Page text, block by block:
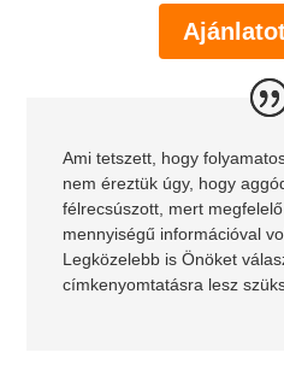
Ami tetszett, hogy
nem éreztük úgy, hogy
félrecsúszott, mert
mennyiségű információval
Legközelebb is Önöket
címkenyomtatásra lesz